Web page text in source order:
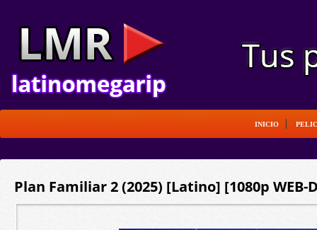
INICIO
Plan Familiar 2 (2025) [Latino] [1080p WEB-